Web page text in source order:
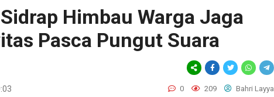
Himbau Warga Jaga
Pasca Pungut Suara
0 209 Bahri Layya